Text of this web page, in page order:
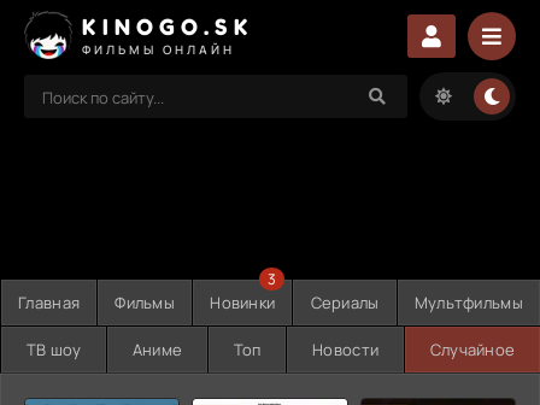
KINOGO.SK
ФИЛЬМЫ ОНЛАЙН
Главная Фильмы Новинки
3
Сериалы Мультфильмы
ТВ шоу Аниме Топ Новости Случайное